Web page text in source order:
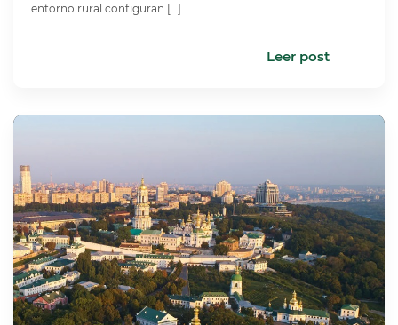
entorno rural configuran […]
Leer post